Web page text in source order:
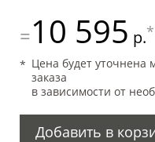
=10 595 р.*
Цена будет
заказа
в зависимости от
Добавить в